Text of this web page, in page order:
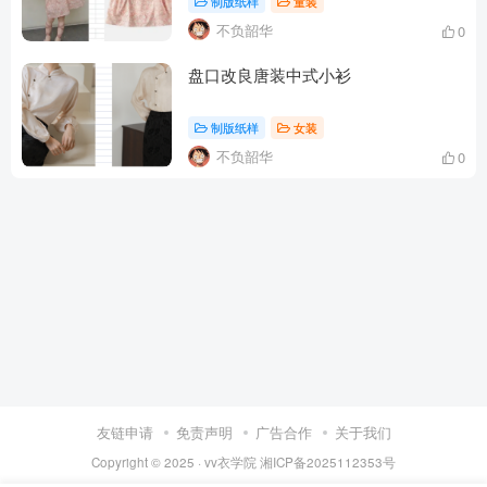
不负韶华 0
盘口改良唐装中式小衫
制版纸样 女装
不负韶华 0
友链申请 免责声明 广告合作 关于我们
Copyright © 2025 · vv衣学院 湘ICP备2025112353号